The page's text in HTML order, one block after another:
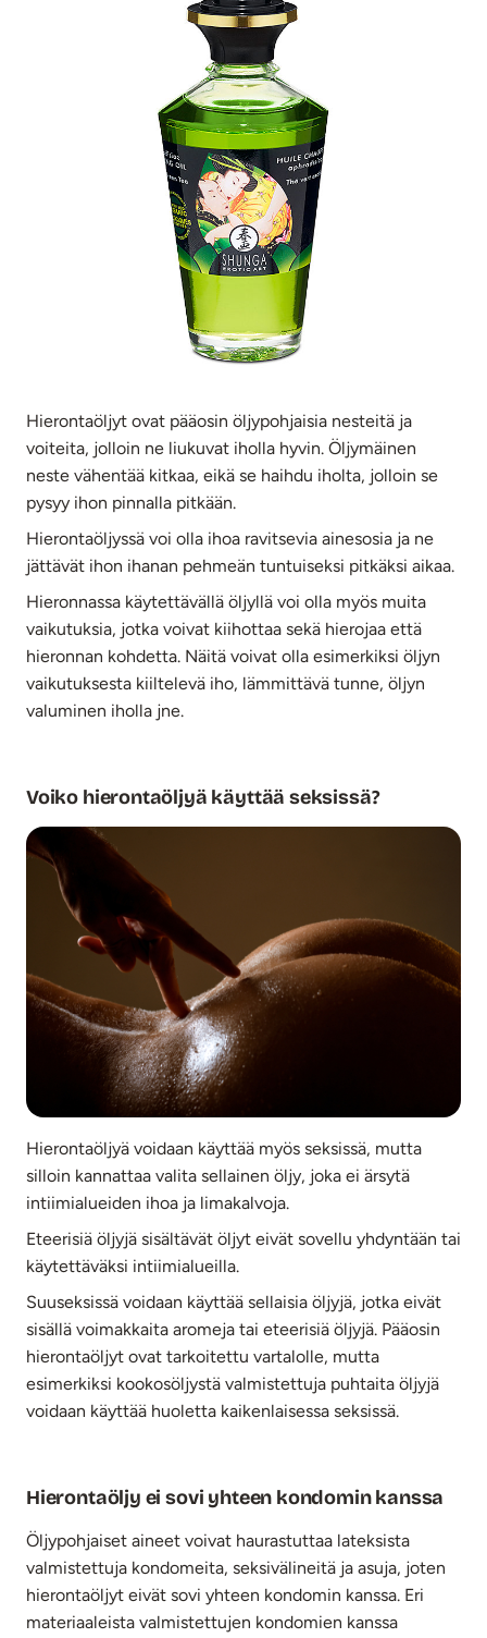
Hierontaöljyt ovat pääosin öljypohjaisia nesteitä ja
voiteita, jolloin ne liukuvat iholla hyvin. Öljymäinen
neste vähentää kitkaa, eikä se haihdu iholta, jolloin se
pysyy ihon pinnalla pitkään.
Hierontaöljyssä voi olla ihoa ravitsevia ainesosia ja ne
jättävät ihon ihanan pehmeän tuntuiseksi pitkäksi aikaa.
Hieronnassa käytettävällä öljyllä voi olla myös muita
vaikutuksia, jotka voivat kiihottaa sekä hierojaa että
hieronnan kohdetta. Näitä voivat olla esimerkiksi öljyn
vaikutuksesta kiiltelevä iho, lämmittävä tunne, öljyn
valuminen iholla jne.
Voiko hierontaöljyä käyttää seksissä?
Hierontaöljyä voidaan käyttää myös seksissä, mutta
silloin kannattaa valita sellainen öljy, joka ei ärsytä
intiimialueiden ihoa ja limakalvoja.
Eteerisiä öljyjä sisältävät öljyt eivät sovellu yhdyntään tai
käytettäväksi intiimialueilla.
Suuseksissä voidaan käyttää sellaisia öljyjä, jotka eivät
sisällä voimakkaita aromeja tai eteerisiä öljyjä. Pääosin
hierontaöljyt ovat tarkoitettu vartalolle, mutta
esimerkiksi kookosöljystä valmistettuja puhtaita öljyjä
voidaan käyttää huoletta kaikenlaisessa seksissä.
Hierontaöljy ei sovi yhteen kondomin kanssa
Öljypohjaiset aineet voivat haurastuttaa lateksista
valmistettuja kondomeita, seksivälineitä ja asuja, joten
hierontaöljyt eivät sovi yhteen kondomin kanssa. Eri
materiaaleista valmistettujen kondomien kanssa